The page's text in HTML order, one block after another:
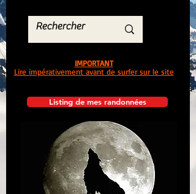
Listing de mes randonnées
IMPORTANT
Lire impérativement avant de surfer sur le site